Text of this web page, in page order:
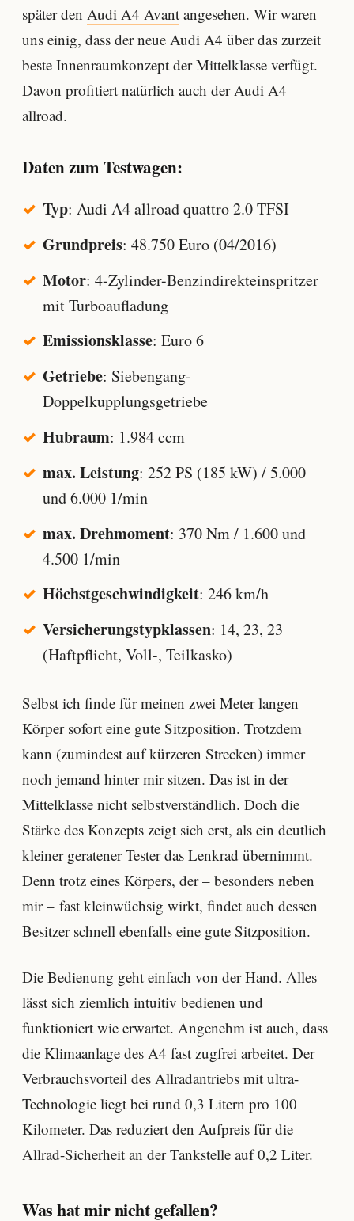
später den Audi A4 Avant angesehen. Wir waren
uns einig, dass der neue Audi A4 über das zurzeit
beste Innenraumkonzept der Mittelklasse verfügt.
Davon profitiert natürlich auch der Audi A4
allroad.
Daten zum Testwagen:
Typ: Audi A4 allroad quattro 2.0 TFSI
Grundpreis: 48.750 Euro (04/2016)
Motor: 4-Zylinder-Benzindirekteinspritzer
mit Turboaufladung
Emissionsklasse: Euro 6
Getriebe: Siebengang-
Doppelkupplungsgetriebe
Hubraum: 1.984 ccm
max. Leistung: 252 PS (185 kW) / 5.000
und 6.000 1/min
max. Drehmoment: 370 Nm / 1.600 und
4.500 1/min
Höchstgeschwindigkeit: 246 km/h
Versicherungstypklassen: 14, 23, 23
(Haftpflicht, Voll-, Teilkasko)
Selbst ich finde für meinen zwei Meter langen
Körper sofort eine gute Sitzposition. Trotzdem
kann (zumindest auf kürzeren Strecken) immer
noch jemand hinter mir sitzen. Das ist in der
Mittelklasse nicht selbstverständlich. Doch die
Stärke des Konzepts zeigt sich erst, als ein deutlich
kleiner geratener Tester das Lenkrad übernimmt.
Denn trotz eines Körpers, der – besonders neben
mir – fast kleinwüchsig wirkt, findet auch dessen
Besitzer schnell ebenfalls eine gute Sitzposition.
Die Bedienung geht einfach von der Hand. Alles
lässt sich ziemlich intuitiv bedienen und
funktioniert wie erwartet. Angenehm ist auch, dass
die Klimaanlage des A4 fast zugfrei arbeitet. Der
Verbrauchsvorteil des Allradantriebs mit ultra-
Technologie liegt bei rund 0,3 Litern pro 100
Kilometer. Das reduziert den Aufpreis für die
Allrad-Sicherheit an der Tankstelle auf 0,2 Liter.
Was hat mir nicht gefallen?